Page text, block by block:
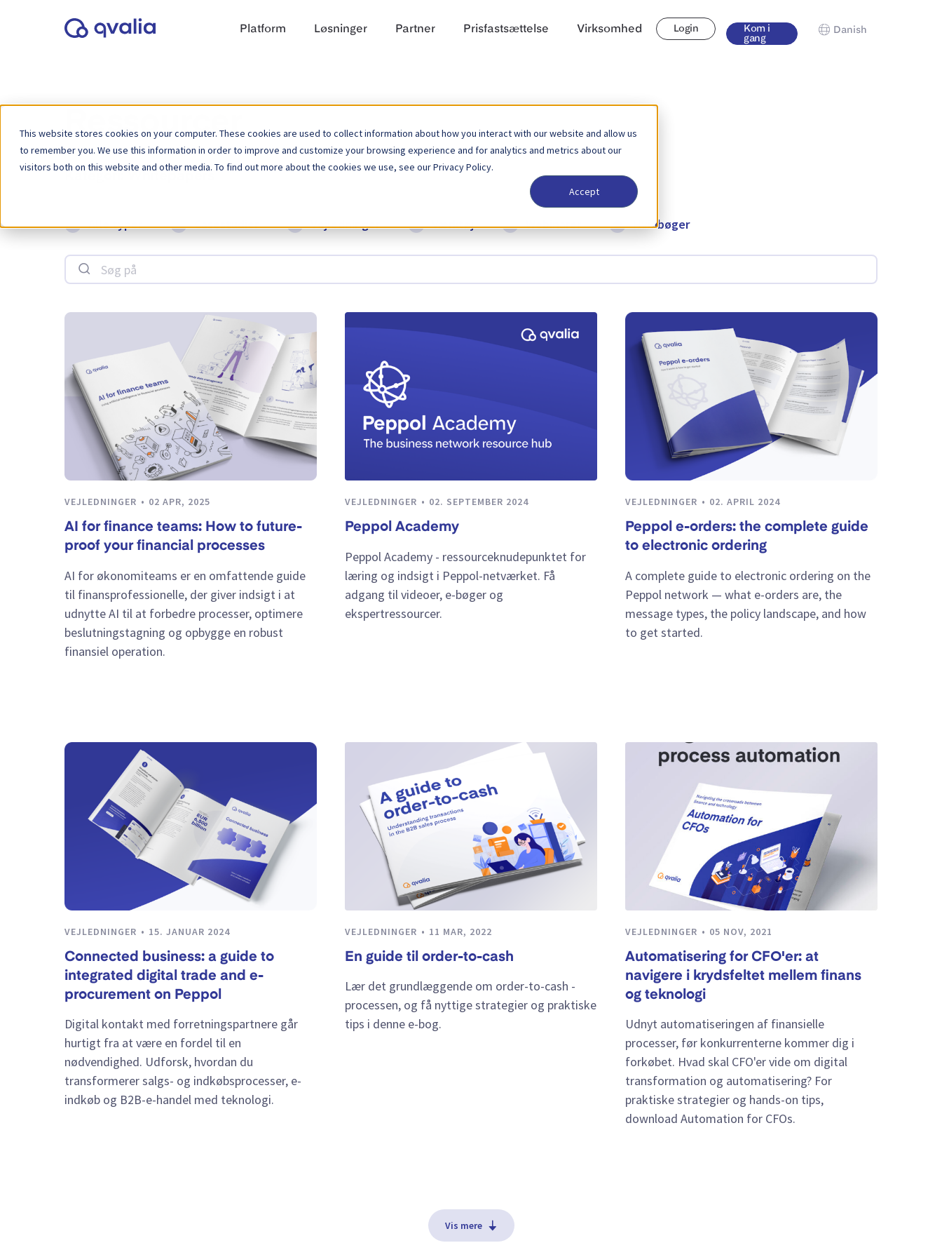
This website stores cookies on your computer. These cookies are used to collect information about how you interact with our website and allow us
to remember you. We use this information in order to improve and customize your browsing experience and for analytics and metrics about our
visitors both on this website and other media. To find out more about the cookies we use, see our Privacy Policy.
Accept
Platform Løsninger Partner Prisfastsættelse Virksomhed Login
Kom i
gang
Danish
Ressourcer
Alle typer Casestudier Vejledninger Værktøj Webinarer Hvidbøger
Søg på
VEJLEDNINGER 02 APR, 2025
AI for finance teams: How to future-
proof your financial processes
AI for økonomiteams er en omfattende guide
til finansprofessionelle, der giver indsigt i at
udnytte AI til at forbedre processer, optimere
beslutningstagning og opbygge en robust
finansiel operation.
VEJLEDNINGER 02. SEPTEMBER 2024
Peppol Academy
Peppol Academy - ressourceknudepunktet for
læring og indsigt i Peppol-netværket. Få
adgang til videoer, e-bøger og
ekspertressourcer.
VEJLEDNINGER 02. APRIL 2024
Peppol e-orders: the complete guide
to electronic ordering
A complete guide to electronic ordering on the
Peppol network — what e-orders are, the
message types, the policy landscape, and how
to get started.
VEJLEDNINGER 15. JANUAR 2024
Connected business: a guide to
integrated digital trade and e-
procurement on Peppol
Digital kontakt med forretningspartnere går
hurtigt fra at være en fordel til en
nødvendighed. Udforsk, hvordan du
transformerer salgs- og indkøbsprocesser, e-
indkøb og B2B-e-handel med teknologi.
VEJLEDNINGER 11 MAR, 2022
En guide til order-to-cash
Lær det grundlæggende om order-to-cash -
processen, og få nyttige strategier og praktiske
tips i denne e-bog.
VEJLEDNINGER 05 NOV, 2021
Automatisering for CFO'er: at
navigere i krydsfeltet mellem finans
og teknologi
Udnyt automatiseringen af finansielle
processer, før konkurrenterne kommer dig i
forkøbet. Hvad skal CFO'er vide om digital
transformation og automatisering? For
praktiske strategier og hands-on tips,
download Automation for CFOs.
Vis mere